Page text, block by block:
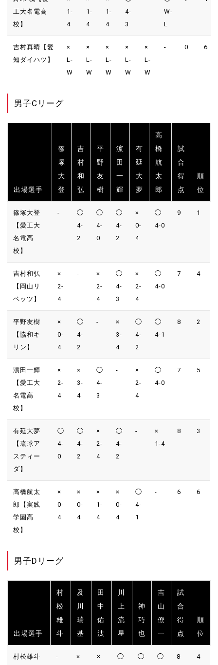
工大名電高
校】
1-
4
1-
4
1-
4
4-
3
W-
L
吉村真晴【愛
知ダイハツ】
×
L-
W
×
L-
W
×
L-
W
×
L-
W
×
L-
W
- 0 6
男子Cリーグ
出場選手
篠
塚
大
登
吉
村
和
弘
平
野
友
樹
濵
田
一
輝
有
延
大
夢
高
橋
航
太
郎
試
合
得
点
順
位
篠塚大登
【愛工大
名電高
校】
-
◯
4-
2
◯
4-
0
◯
4-
2
×
0-
4
◯
4-0
9 1
吉村和弘
【岡山リ
ベッツ】
×
2-
4
-
×
2-
4
◯
4-
3
×
2-
4
◯
4-0
7 4
平野友樹
【協和キ
リン】
×
0-
4
◯
4-
2
-
×
3-
4
◯
4-
2
◯
4-1
8 2
濵田一輝
【愛工大
名電高
校】
×
2-
4
×
3-
4
◯
4-
3
-
×
2-
4
◯
4-0
7 5
有延大夢
【琉球ア
スティー
ダ】
◯
4-
0
◯
4-
2
×
2-
4
◯
4-
2
-
×
1-4
8 3
高橋航太
郎【実践
学園高
校】
×
0-
4
×
0-
4
×
1-
4
×
0-
4
◯
4-
1
- 6 6
男子Dリーグ
出場選手
村
松
雄
斗
及
川
瑞
基
田
中
佑
汰
川
上
流
星
神
巧
也
吉
山
僚
一
試
合
得
点
順
位
村松雄斗
-
×
×
◯
◯
◯
8 4